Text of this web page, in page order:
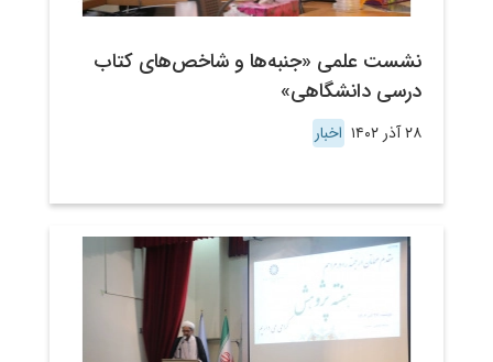
نشست علمی «جنبه‌ها و شاخص‌های کتاب
درسی دانشگاهی»
۲۸ آذر ۱۴۰۲ اخبار